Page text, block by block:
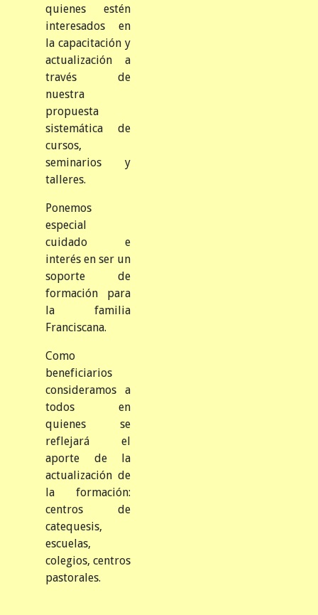
quienes estén
interesados en
la capacitación y
actualización a
través de
nuestra
propuesta
sistemática de
cursos,
seminarios y
talleres.
Ponemos
especial
cuidado e
interés en ser un
soporte de
formación para
la familia
Franciscana.
Como
beneficiarios
consideramos a
todos en
quienes se
reflejará el
aporte de la
actualización de
la formación:
centros de
catequesis,
escuelas,
colegios, centros
pastorales.